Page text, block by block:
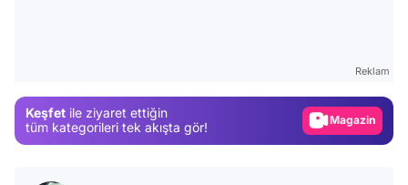
Reklam
Keşfet ile ziyaret ettiğin
tüm kategorileri tek akışta gör!
Magazin